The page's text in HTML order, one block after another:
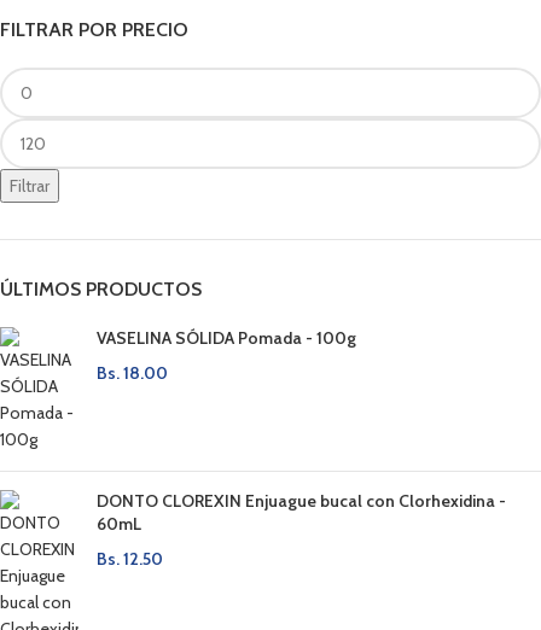
FILTRAR POR PRECIO
Filtrar
ÚLTIMOS PRODUCTOS
VASELINA SÓLIDA Pomada - 100g
Bs.18.00
DONTO CLOREXIN Enjuague bucal con Clorhexidina -
60mL
Bs.12.50